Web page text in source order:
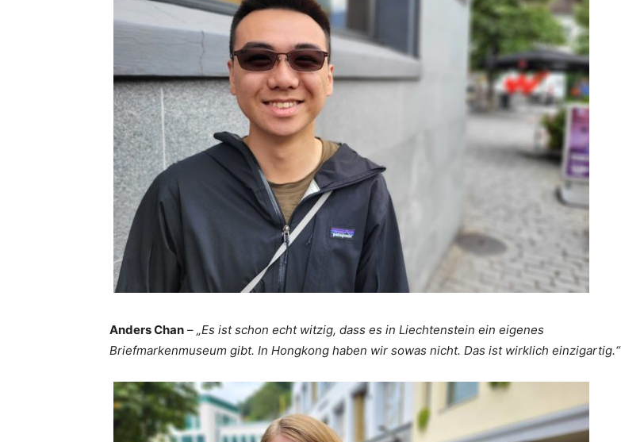
Anders Chan – „Es ist schon echt witzig, dass es in Liechtenstein ein eigenes
Briefmarkenmuseum gibt. In Hongkong haben wir sowas nicht. Das ist wirklich einzigartig.“